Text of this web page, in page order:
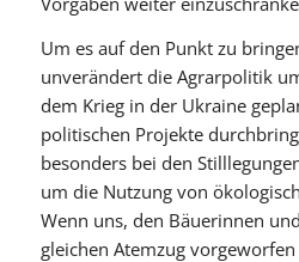
Um es auf den Punkt zu
unverändert die Agrarpolitik
dem Krieg in der Ukraine
politischen Projekte
besonders bei den
um die Nutzung von
Wenn uns, den Bäuerinnen
gleichen Atemzug